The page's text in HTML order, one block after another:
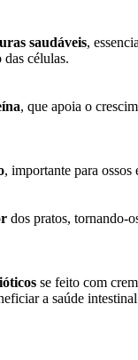
saudáveis,
células.
, que apoia o
, importante para ossos
dos pratos, tornando-
se feito com
a saúde